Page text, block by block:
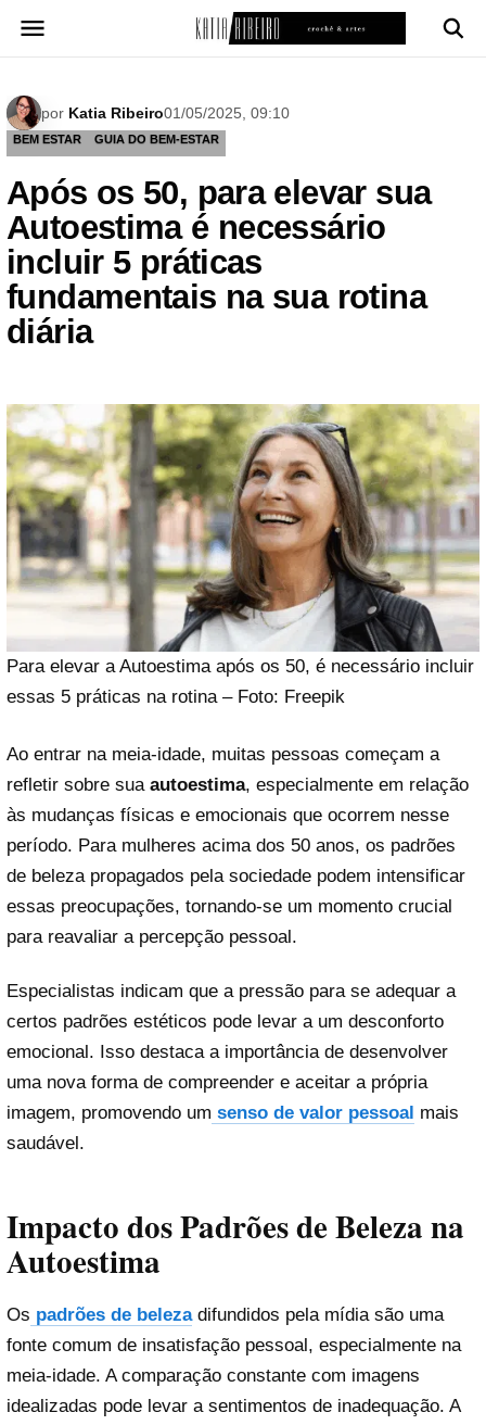
para
por Katia Ribeiro01/05/2025, 09:10
BEM ESTAR GUIA DO BEM-ESTAR
Após os 50, para elevar sua
Autoestima é necessário
incluir 5 práticas
fundamentais na sua rotina
diária
Para elevar a Autoestima após os 50, é necessário incluir
essas 5 práticas na rotina – Foto: Freepik
Ao entrar na meia-idade, muitas pessoas começam a
refletir sobre sua autoestima, especialmente em relação
às mudanças físicas e emocionais que ocorrem nesse
período. Para mulheres acima dos 50 anos, os padrões
de beleza propagados pela sociedade podem intensificar
essas preocupações, tornando-se um momento crucial
para reavaliar a percepção pessoal.
Especialistas indicam que a pressão para se adequar a
certos padrões estéticos pode levar a um desconforto
emocional. Isso destaca a importância de desenvolver
uma nova forma de compreender e aceitar a própria
imagem, promovendo um senso de valor pessoal mais
saudável.
Impacto dos Padrões de Beleza na
Autoestima
Os padrões de belezadifundidos pela mídia são uma
fonte comum de insatisfação pessoal, especialmente na
meia-idade. A comparação constante com imagens
idealizadas pode levar a sentimentos de inadequação. A